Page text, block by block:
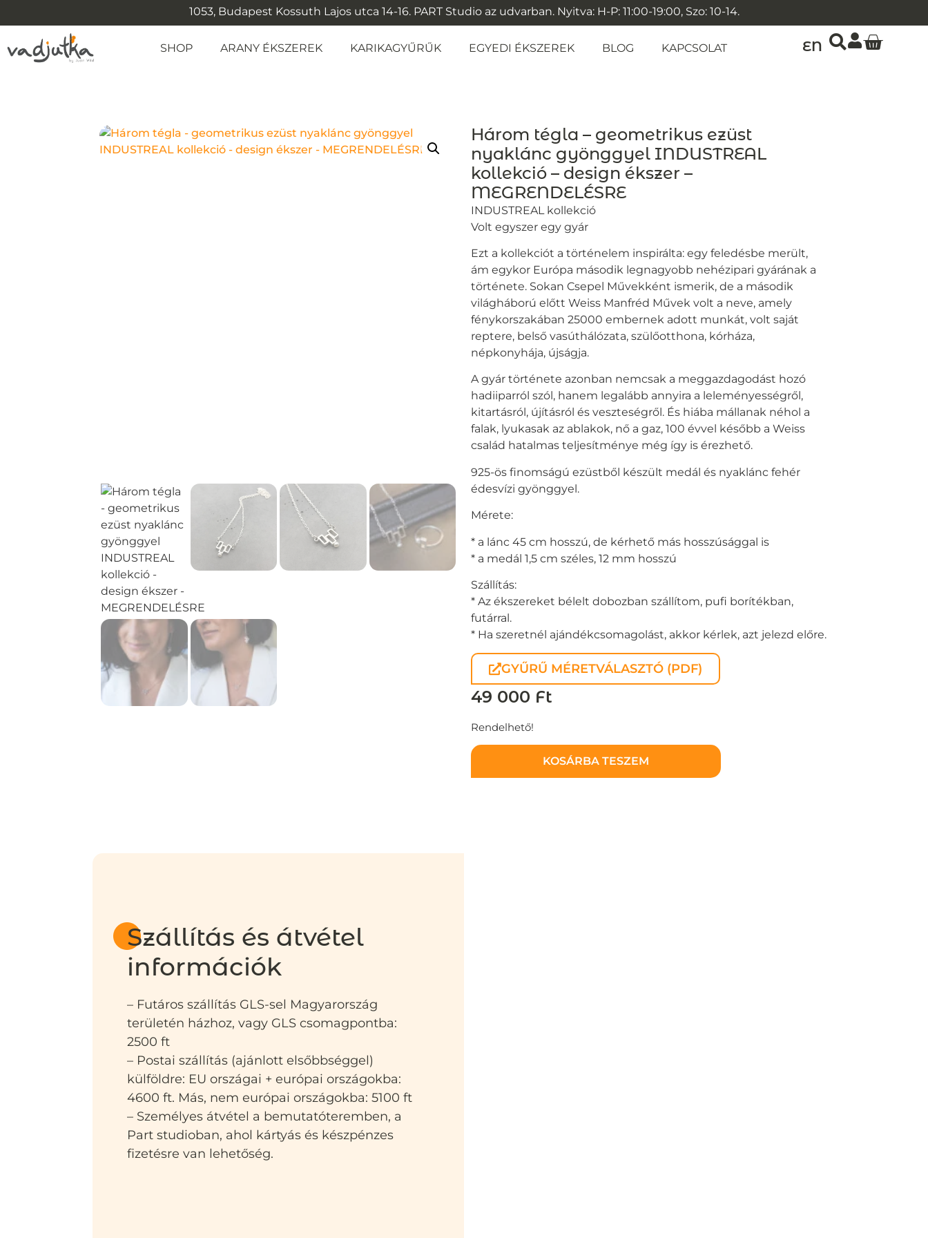
1053, Budapest Kossuth Lajos utca 14-16. PART Studio az udvarban. Nyitva: H-P: 11:00-19:00, Szo: 10-14.
SHOP ARANY ÉKSZEREK KARIKAGYŰRŰK EGYEDI ÉKSZEREK BLOG KAPCSOLAT EN
Három tégla – geometrikus ezüst
nyaklánc gyönggyel INDUSTREAL
kollekció – design ékszer –
MEGRENDELÉSRE
INDUSTREAL kollekció
Volt egyszer egy gyár
Ezt a kollekciót a történelem inspirálta: egy feledésbe merült,
ám egykor Európa második legnagyobb nehézipari gyárának a
története. Sokan Csepel Művekként ismerik, de a második
világháború előtt Weiss Manfréd Művek volt a neve, amely
fénykorszakában 25000 embernek adott munkát, volt saját
reptere, belső vasúthálózata, szülőotthona, kórháza,
népkonyhája, újságja.
A gyár története azonban nemcsak a meggazdagodást hozó
hadiiparról szól, hanem legalább annyira a leleményességről,
kitartásról, újításról és veszteségről. És hiába mállanak néhol a
falak, lyukasak az ablakok, nő a gaz, 100 évvel később a Weiss
család hatalmas teljesítménye még így is érezhető.
925-ös finomságú ezüstből készült medál és nyaklánc fehér
édesvízi gyönggyel.
Mérete:
* a lánc 45 cm hosszú, de kérhető más hosszúsággal is
* a medál 1,5 cm széles, 12 mm hosszú
Szállítás:
* Az ékszereket bélelt dobozban szállítom, pufi borítékban,
futárral.
* Ha szeretnél ajándékcsomagolást, akkor kérlek, azt jelezd előre.
GYŰRŰ MÉRETVÁLASZTÓ (PDF)
49 000 Ft
Rendelhető!
KOSÁRBA TESZEM
Szállítás és átvétel
információk
– Futáros szállítás GLS-sel Magyarország
területén házhoz, vagy GLS csomagpontba:
2500 ft
– Postai szállítás (ajánlott elsőbbséggel)
külföldre: EU országai + európai országokba:
4600 ft. Más, nem európai országokba: 5100 ft
– Személyes átvétel a bemutatóteremben, a
Part studioban, ahol kártyás és készpénzes
fizetésre van lehetőség.